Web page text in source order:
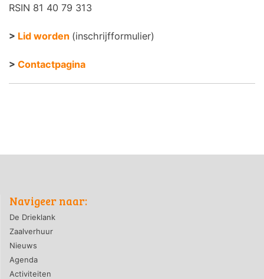
RSIN 81 40 79 313
> Lid worden (inschrijfformulier)
> Contactpagina
Navigeer naar:
De Drieklank
Zaalverhuur
Nieuws
Agenda
Activiteiten